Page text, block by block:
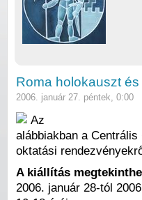
Roma holokauszt
2006. január 27. péntek, 0:00
Az
alábbiakban a
oktatási
A kiállítás
2006. január 28-tól